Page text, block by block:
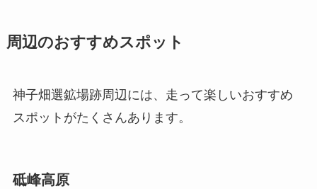
周辺のおすすめスポット
神子畑選鉱場跡周辺には、走って楽しいおすすめ
スポットがたくさんあります。
砥峰高原